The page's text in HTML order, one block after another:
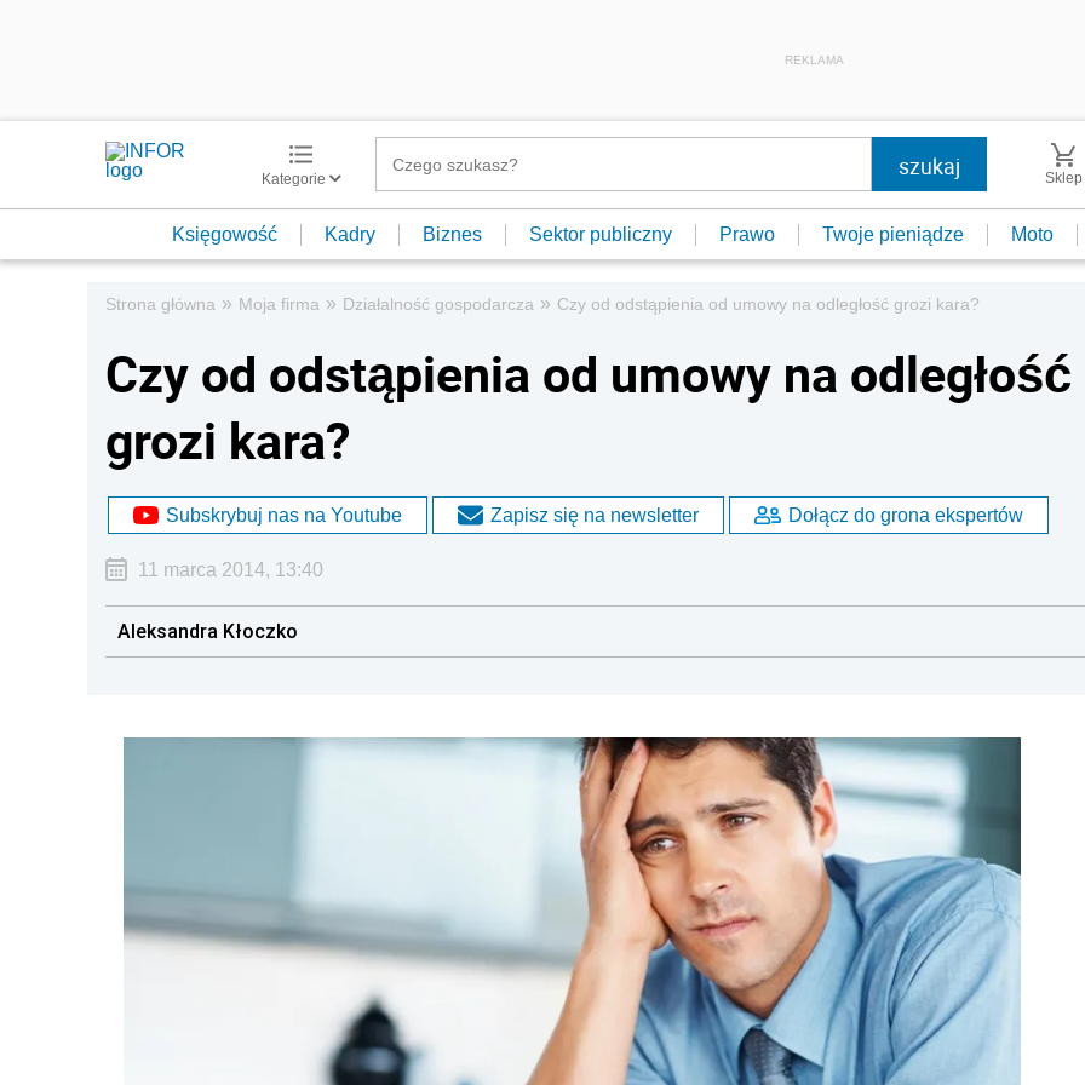
REKLAMA
Kategorie Sklep
Księgowość Kadry Biznes Sektor publiczny Prawo Twoje pieniądze Moto
Strona główna » Moja firma » Działalność gospodarcza » Czy od odstąpienia od umowy na odległość grozi kara?
Czy od odstąpienia od umowy na odległość
grozi kara?
Subskrybuj nas na Youtube Zapisz się na newsletter Dołącz do grona ekspertów
11 marca 2014, 13:40
Aleksandra Kłoczko